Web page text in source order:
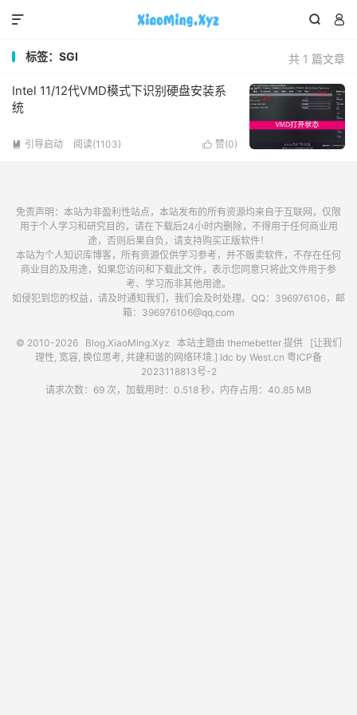
 

共 1 篇文章
标签：SGI
Intel 11/12代VMD模式下识别硬盘安装系
统
 赞(0)
 引导启动 阅读(1103)
免责声明：本站为非盈利性站点，本站发布的所有资源均来自于互联网，仅限
用于个人学习和研究目的，请在下载后24小时内删除，不得用于任何商业用
途，否则后果自负，请支持购买正版软件！
本站为个人知识库博客，所有资源仅供学习参考，并不贩卖软件，不存在任何
商业目的及用途，如果您访问和下载此文件，表示您同意只将此文件用于参
考、学习而非其他用途。
如侵犯到您的权益，请及时通知我们，我们会及时处理。QQ：396976106，邮
箱：396976106@qq.com
© 2010-2026 Blog.XiaoMing.Xyz 本站主题由 themebetter提供 [让我们
理性, 宽容, 换位思考, 共建和谐的网络环境.] Idc by West.cn 粤ICP备
2023118813号-2
请求次数：69 次，加载用时：0.518 秒，内存占用：40.85 MB